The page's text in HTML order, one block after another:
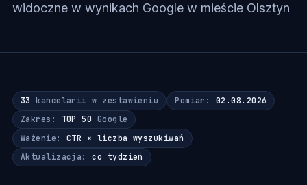
widoczne w wynikach Google w mieście Olsztyn
33 kancelarii w zestawieniu Pomiar: 02.08.2026
Zakres: TOP 50 Google
Ważenie: CTR × liczba wyszukiwań
Aktualizacja:co tydzień